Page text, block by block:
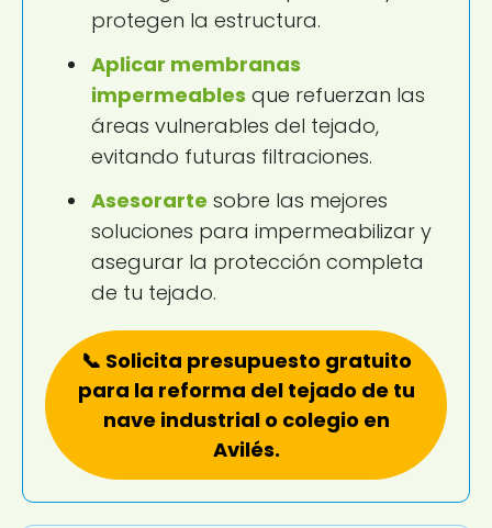
protegen la estructura.
Aplicar membranas
impermeables que refuerzan las
áreas vulnerables del tejado,
evitando futuras filtraciones.
Asesorarte sobre las mejores
soluciones para impermeabilizar y
asegurar la protección completa
de tu tejado.
📞 Solicita presupuesto gratuito
para la reforma del tejado de tu
nave industrial o colegio en
Avilés.